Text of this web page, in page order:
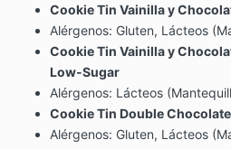
Cookie Tin Vainilla y
Alérgenos: Gluten, Lácteos
Cookie Tin Vainilla y
Low-Sugar
Alérgenos: Lácteos
Cookie Tin Double
Alérgenos: Gluten, Lácteos